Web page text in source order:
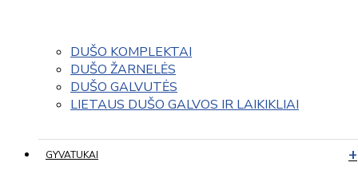
DUŠO KOMPLEKTAI
DUŠO ŽARNELĖS
DUŠO GALVUTĖS
LIETAUS DUŠO GALVOS IR LAIKIKLIAI
GYVATUKAI